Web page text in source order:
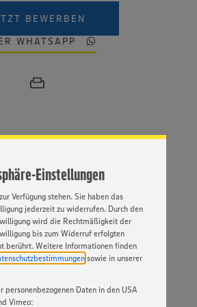
Einstellungen
Nutzungserlebnis unserer Website zu
Technologien ist freiwillig und kann
ÄNDERN”. Bitte beachten Sie, dass auf
ggf. nicht mehr alle
Verfügung stehen. Sie haben das
jederzeit zu widerrufen. Durch den
wird die Rechtmäßigkeit der
bis zum Widerruf erfolgten
berührt. Weitere Informationen finden
sowie in unserer
personenbezogenen Daten in den USA
Vimeo:
BEWERBEN
WHATSAPP